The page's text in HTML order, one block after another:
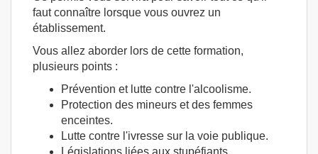
faut connaître lorsque vous ouvrez un
établissement.
Vous allez aborder lors de cette formation,
plusieurs points :
Prévention et lutte contre l'alcoolisme.
Protection des mineurs et des femmes
enceintes.
Lutte contre l'ivresse sur la voie publique.
Législations liées aux stupéfiants.